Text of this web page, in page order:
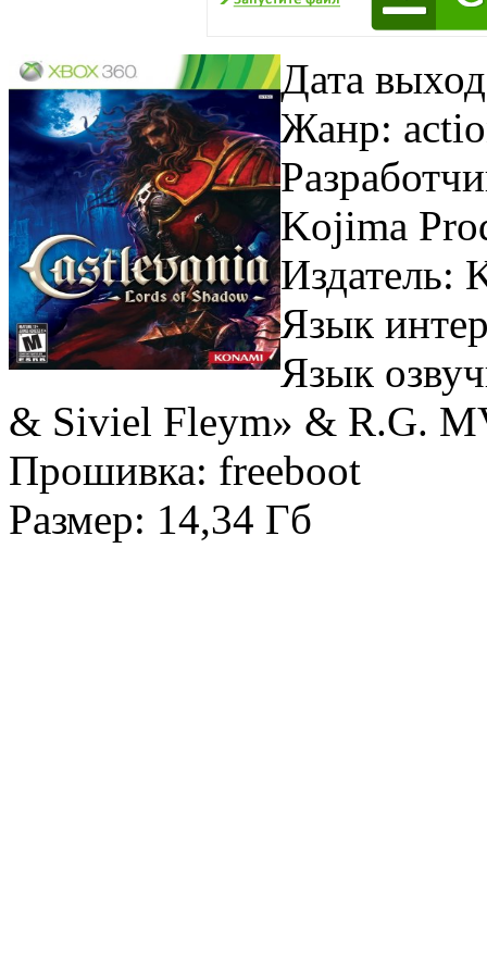
Дата
Жанр:
Kojima
Издатель:
Язык
Язык
& Siviel Fleym» & R.G.
Прошивка: freeboot
Размер: 14,34 Гб